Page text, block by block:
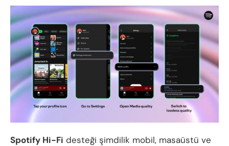
Spotify Hi-Fi desteği şimdilik mobil, masaüstü ve